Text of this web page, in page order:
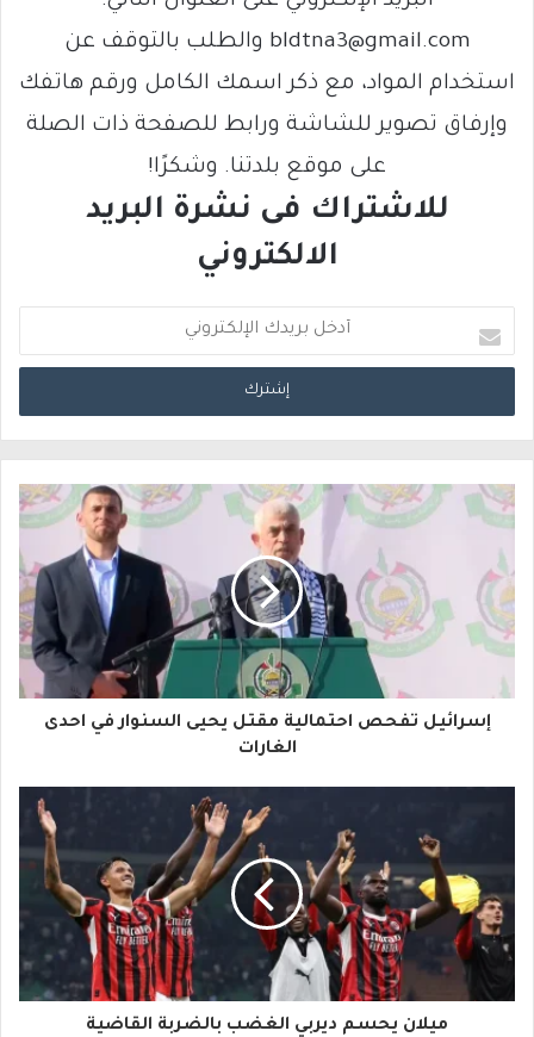
bldtna3@gmail.com والطلب بالتوقف عن
استخدام المواد، مع ذكر اسمك الكامل ورقم هاتفك
وإرفاق تصوير للشاشة ورابط للصفحة ذات الصلة
على موقع بلدتنا. وشكرًا!
للاشتراك فى نشرة البريد
الالكتروني
د
خ
ب
ر
ي
د
ك
ا
إ
ر
إسرائيل تفحص احتمالية مقتل يحيى السنوار في احدى
الغارات
ميلان يحسم ديربي الغضب بالضربة القاضية